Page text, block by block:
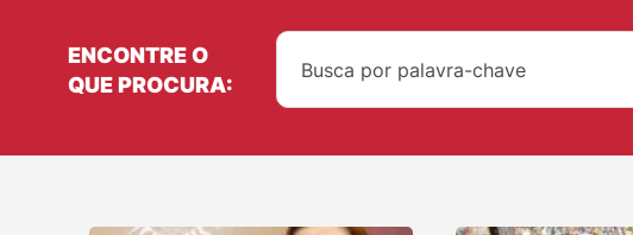
ENCONTRE O
QUE PROCURA: